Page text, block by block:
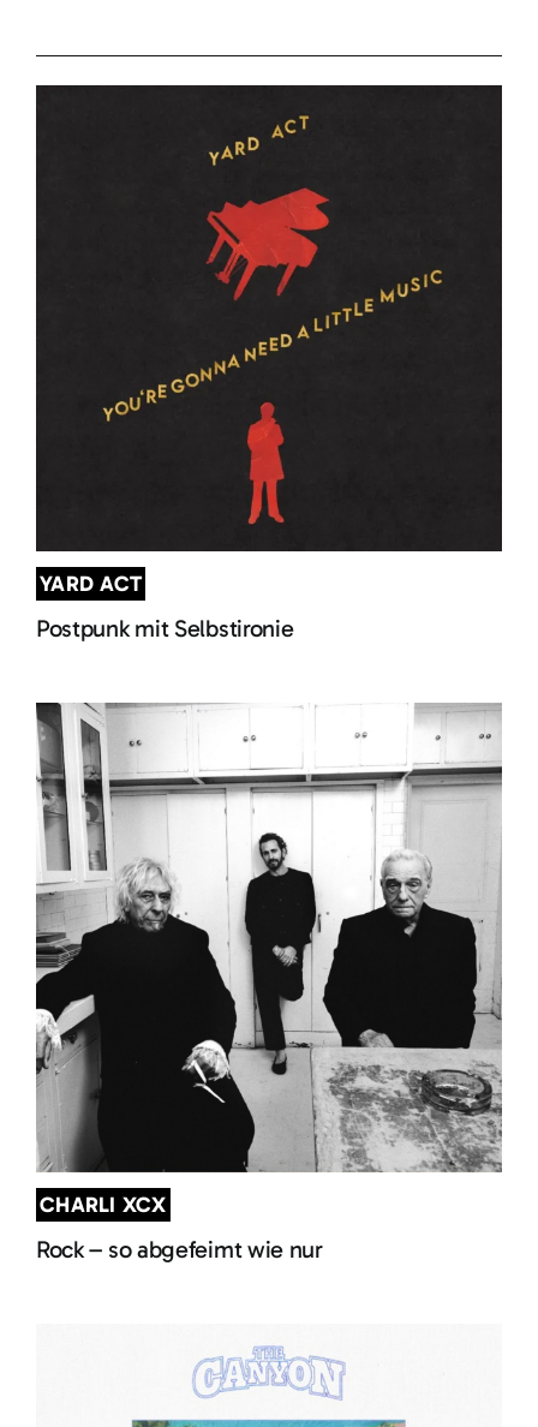
YARD ACT
Postpunk mit Selbstironie
CHARLI XCX
Rock – so abgefeimt wie nur